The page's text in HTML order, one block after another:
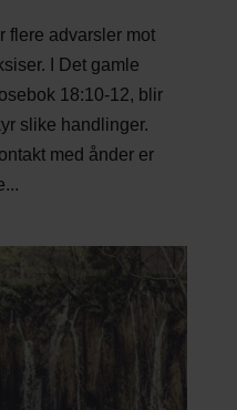
flere advarsler mot
I Det gamle
18:10-12, blir
slike handlinger.
med ånder er